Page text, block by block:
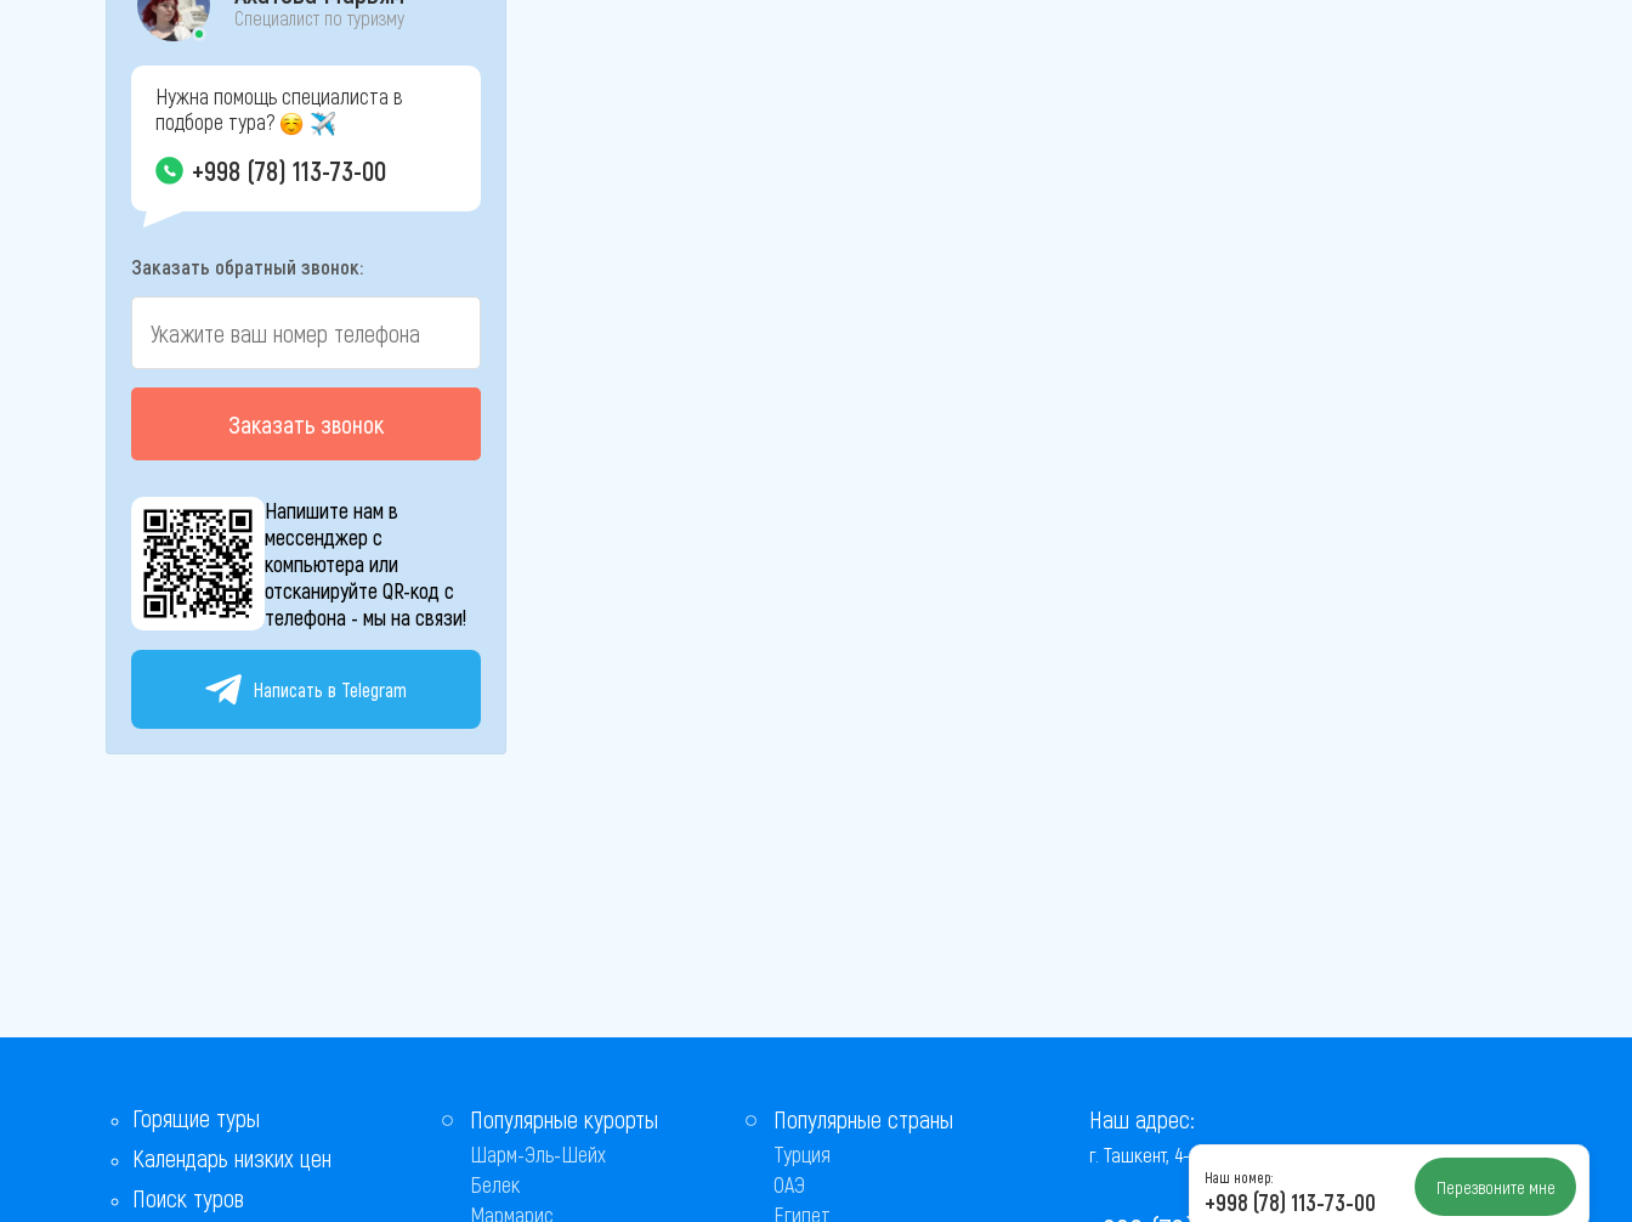
Специалист по туризму
Нужна помощь специалиста в
подборе тура?
+998 (78) 113-73-00
Заказать обратный звонок:
Заказать звонок
Напишите нам в
мессенджер с
компьютера или
отсканируйте QR-код с
телефона - мы на связи!
Написать в Telegram
Горящие туры
Календарь низких цен
Поиск туров
Популярные курорты
Шарм-Эль-Шейх
Белек
Мармарис
Популярные страны
Турция
ОАЭ
Египет
Наш адрес:
г. Ташкент, 4-й проезд Ниёзбек Йули, 7
Наш номер:
+998 (78) 113-73-00 Перезвоните мне